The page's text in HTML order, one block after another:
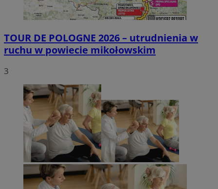
TOUR DE POLOGNE 2026 – utrudnienia w
ruchu w powiecie mikołowskim
3